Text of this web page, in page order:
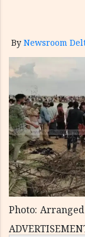
By Newsroom
Photo: Arranged